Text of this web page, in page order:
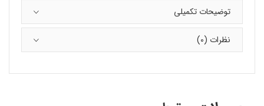
توضیحات تکمیلی
نظرات (0)